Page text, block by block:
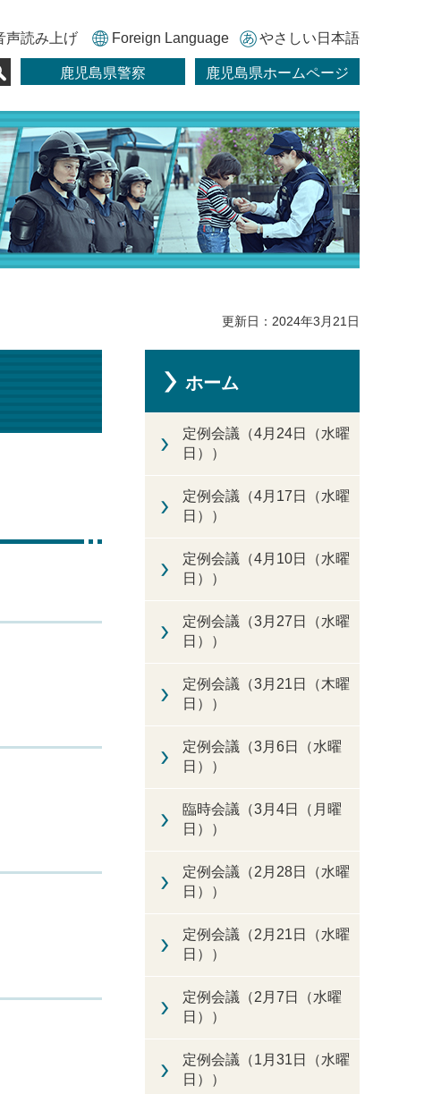
声読み上げ Foreign Language やさしい日本語
鹿児島県警察 鹿児島県ホームページ
更新日：2024年3月21日
ホーム
定例会議（4月24日（水曜
日））
定例会議（4月17日（水曜
日））
定例会議（4月10日（水曜
日））
定例会議（3月27日（水曜
日））
定例会議（3月21日（木曜
日））
定例会議（3月6日（水曜
日））
臨時会議（3月4日（月曜
日））
定例会議（2月28日（水曜
日））
定例会議（2月21日（水曜
日））
定例会議（2月7日（水曜
日））
定例会議（1月31日（水曜
日））